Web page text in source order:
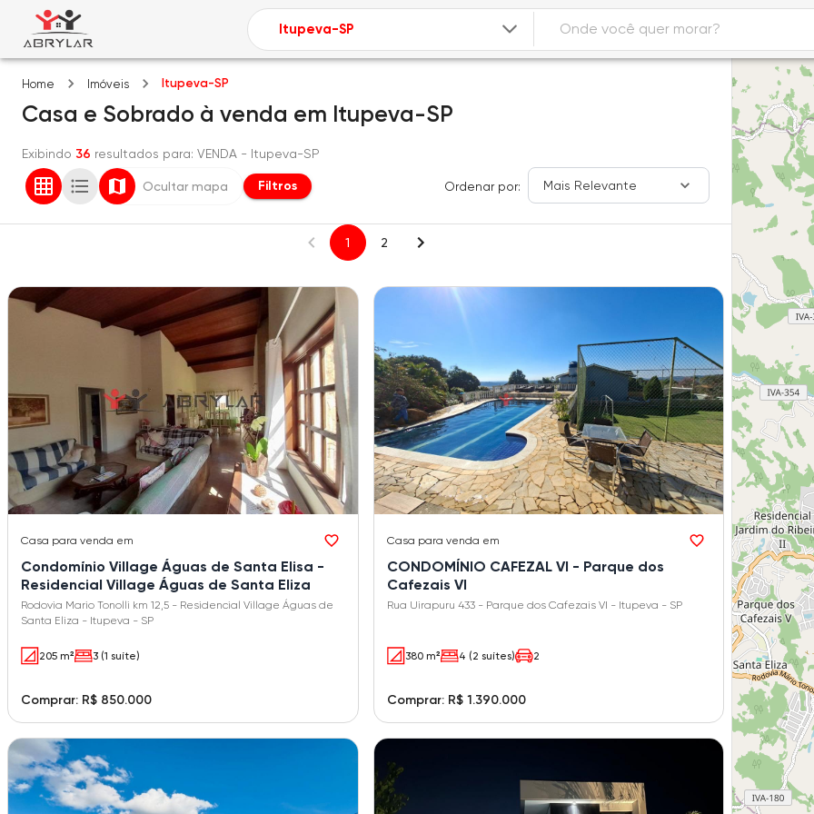
Home Imóveis Itupeva-SP
Casa e Sobrado à venda em Itupeva-SP
Exibindo 36 resultados para: VENDA - Itupeva-SP
Ocultar mapa Filtros Ordenar por: Mais Relevante
1 2
Casa para venda em
Condomínio Village Águas de Santa Elisa -
Residencial Village Águas de Santa Eliza
Rodovia Mario Tonolli km 12,5 - Residencial Village Águas de
Santa Eliza - Itupeva - SP
205 m² 3 (1 suíte)
Comprar: R$ 850.000
Casa para venda em
CONDOMÍNIO CAFEZAL VI - Parque dos
Cafezais VI
Rua Uirapuru 433 - Parque dos Cafezais VI - Itupeva - SP
380 m² 4 (2 suítes) 2
Comprar: R$ 1.390.000